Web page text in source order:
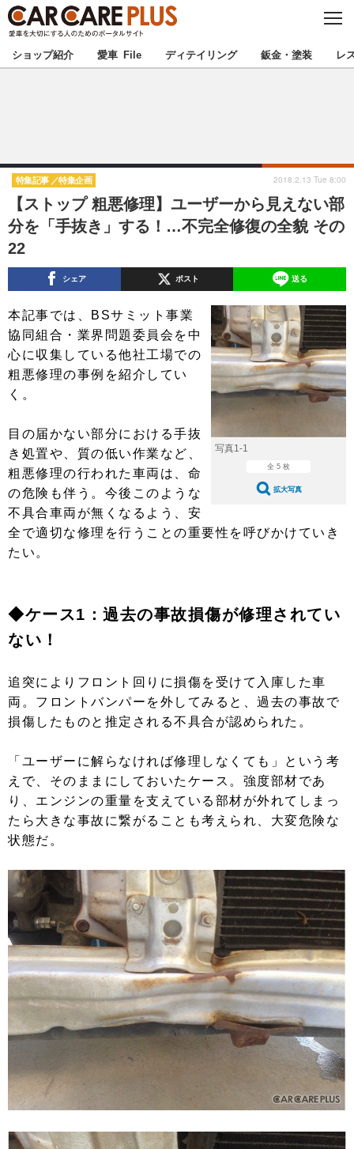
C
S
E
★カーケアプラス認定★ 厳選プロショップを地域から探す
甲信越 北陸
東海 関西
九州 沖縄
注目の記事
ショップレポート 愛車 File
ストップ！不具合修理＆粗悪修理
ディテイリング
洗車
コーティング
フィルム・ラッピング
小キズ直し
特集記事
ストップ 不具合修理＆粗悪修理
カーメーカー「旧車」関連プロジェ
クト
コラム
ショップ紹介
ショップレポート プロショップ検索
レストア
カーメーカー「旧車」関連プロジ
ェクト
コラム
イベント
ショップ紹介 愛車 File ディテイリング 鈑金・塗装 レ
【ストップ 粗悪修理】ユーザーから見えない部
分を「手抜き」する！…不完全修復の全貌 その
22
特集記事 特集企画 2018.2.13 Tue 8:00
シェア ポスト 送る
写真1-1
全 5 枚
拡大写真
本記事では、BSサミット事業
協同組合・業界問題委員会を中
心に収集している他社工場での
粗悪修理の事例を紹介してい
く。
目の届かない部分における手抜
き処置や、質の低い作業など、
粗悪修理の行われた車両は、命
の危険も伴う。今後このような
不具合車両が無くなるよう、安
全で適切な修理を行うことの重要性を呼びかけていき
たい。
◆ケース1：過去の事故損傷が修理されてい
ない！
追突によりフロント回りに損傷を受けて入庫した車
両。フロントバンパーを外してみると、過去の事故で
損傷したものと推定される不具合が認められた。
「ユーザーに解らなければ修理しなくても」という考
えで、そのままにしておいたケース。強度部材であ
り、エンジンの重量を支えている部材が外れてしまっ
たら大きな事故に繋がることも考えられ、大変危険な
状態だ。